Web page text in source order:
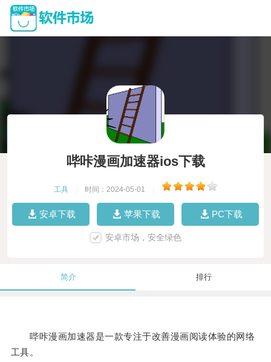
哔咔漫画加速器ios下载
工具 时间：2024-05-01
安卓下载 苹果下载 PC下载
安卓市场，安全绿色
简介 排行
哔咔漫画加速器是一款专注于改善漫画阅读体验的网络
工具。